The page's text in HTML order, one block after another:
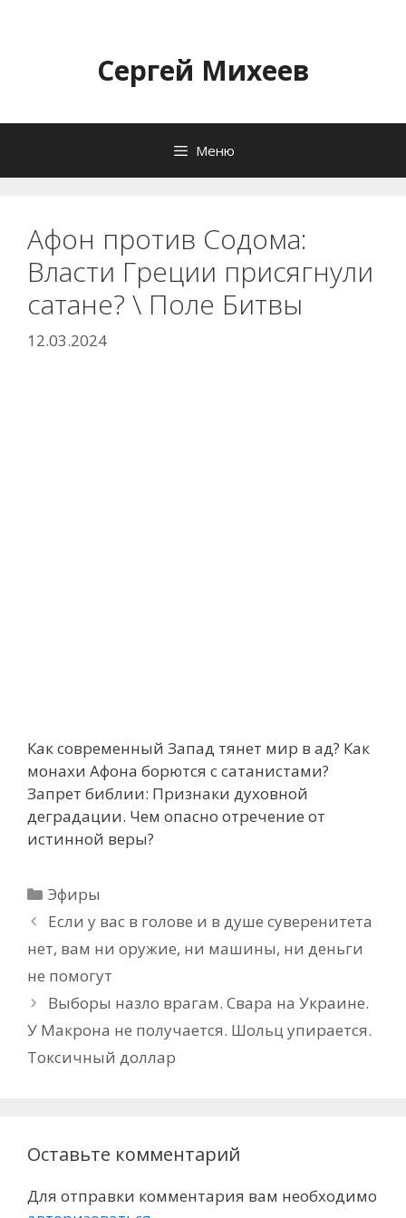
содержимомуСергей Михеев
Меню
Афон против Содома:
Власти Греции присягнули
сатане? \ Поле Битвы
12.03.2024
Как современный Запад тянет мир в ад? Как
монахи Афона борются с сатанистами?
Запрет библии: Признаки духовной
деградации. Чем опасно отречение от
истинной веры?
Рубрики
Эфиры
Если у вас в голове и в душе суверенитета
нет, вам ни оружие, ни машины, ни деньги
не помогут
Выборы назло врагам. Свара на Украине.
У Макрона не получается. Шольц упирается.
Токсичный доллар
Оставьте комментарий
Для отправки комментария вам необходимо